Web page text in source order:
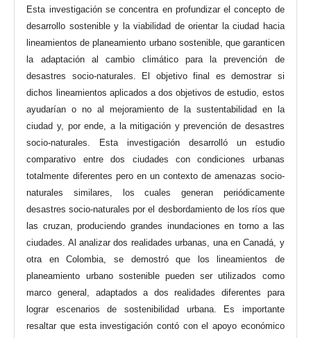
Esta investigación se concentra en profundizar el concepto de
desarrollo sostenible y la viabilidad de orientar la ciudad hacia
lineamientos de planeamiento urbano sostenible, que garanticen
la adaptación al cambio climático para la prevención de
desastres socio-naturales. El objetivo final es demostrar si
dichos lineamientos aplicados a dos objetivos de estudio, estos
ayudarían o no al mejoramiento de la sustentabilidad en la
ciudad y, por ende, a la mitigación y prevención de desastres
socio-naturales. Esta investigación desarrolló un estudio
comparativo entre dos ciudades con condiciones urbanas
totalmente diferentes pero en un contexto de amenazas socio-
naturales similares, los cuales generan periódicamente
desastres socio-naturales por el desbordamiento de los ríos que
las cruzan, produciendo grandes inundaciones en torno a las
ciudades. Al analizar dos realidades urbanas, una en Canadá, y
otra en Colombia, se demostró que los lineamientos de
planeamiento urbano sostenible pueden ser utilizados como
marco general, adaptados a dos realidades diferentes para
lograr escenarios de sostenibilidad urbana. Es importante
resaltar que esta investigación contó con el apoyo económico